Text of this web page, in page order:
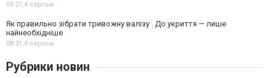
09:27,4 серпня
Як правильно зібрати тривожну валізу . До укриття — лише
найнеобхідніше
08:31,4 серпня
Рубрики новин